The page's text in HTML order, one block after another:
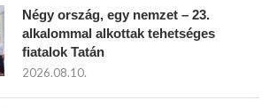
Négy ország, egy nemzet – 23.
alkalommal alkottak tehetséges
fiatalok Tatán
2026.08.10.